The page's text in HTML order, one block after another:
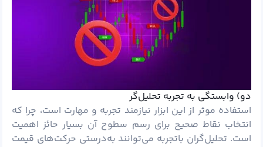
دو) وابستگی به تجربه تحلیل‌گر
استفاده موثر از این ابزار نیازمند تجربه و مهارت است، چرا که
انتخاب نقاط صحیح برای رسم سطوح آن بسیار حائز اهمیت
است. تحلیل‌گران باتجربه می‌توانند به‌درستی حرکت‌های قیمت